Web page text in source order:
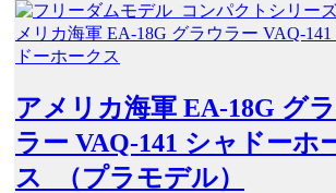
アメリカ海軍 EA-18G グ
ラー VAQ-141 シャドーホ
ス （プラモデル）